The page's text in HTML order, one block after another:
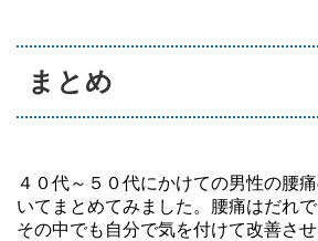
まとめ
４０代～５０代にかけての男性の腰
いてまとめてみました。腰痛はだれで
その中でも自分で気を付けて改善させ